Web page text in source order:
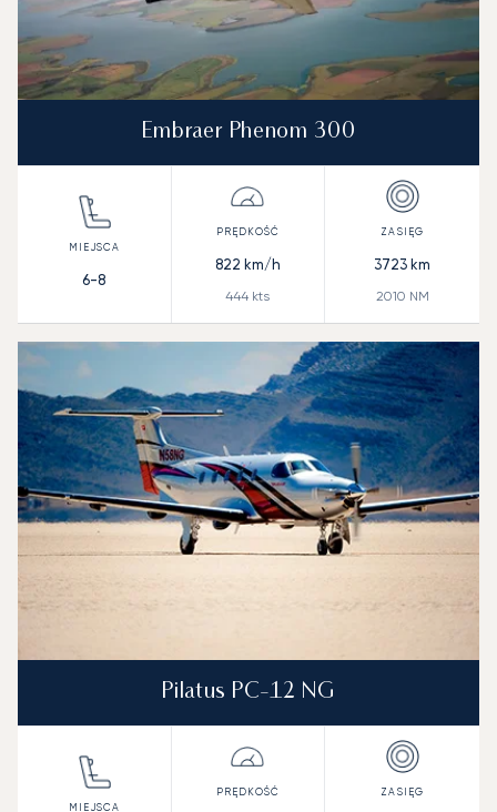
Embraer Phenom 300
6-8
822 km/h
444 kts
3723 km
2010 NM
Pilatus PC-12 NG